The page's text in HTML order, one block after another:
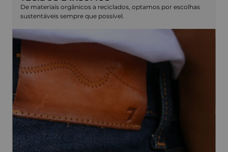
De materiais orgânicos a reciclados, optamos por escolhas
sustentáveis sempre que possível.